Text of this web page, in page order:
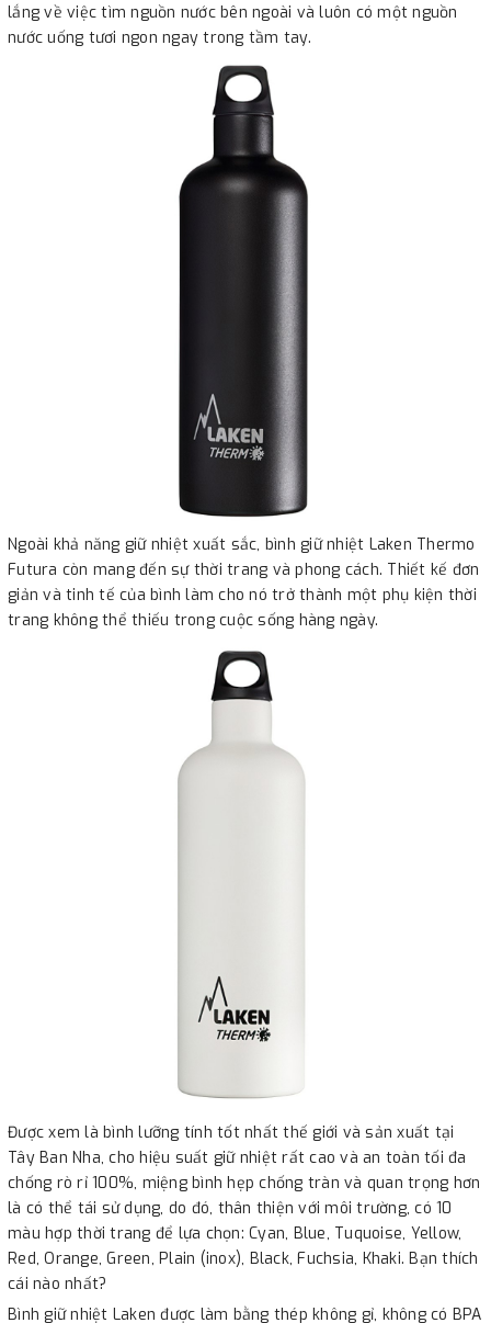
lắng về việc tìm nguồn nước bên ngoài và luôn có một nguồn
nước uống tươi ngon ngay trong tầm tay.
Ngoài khả năng giữ nhiệt xuất sắc, bình giữ nhiệt Laken Thermo
Futura còn mang đến sự thời trang và phong cách. Thiết kế đơn
giản và tinh tế của bình làm cho nó trở thành một phụ kiện thời
trang không thể thiếu trong cuộc sống hàng ngày.
Được xem là bình lưỡng tính tốt nhất thế giới và sản xuất tại
Tây Ban Nha, cho hiệu suất giữ nhiệt rất cao và an toàn tối đa
chống rò rỉ 100%, miệng bình hẹp chống tràn và quan trọng hơn
là có thể tái sử dụng, do đó, thân thiện với môi trường, có 10
màu hợp thời trang để lựa chọn: Cyan, Blue, Tuquoise, Yellow,
Red, Orange, Green, Plain (inox), Black, Fuchsia, Khaki. Bạn thích
cái nào nhất?
Bình giữ nhiệt Laken được làm bằng thép không gỉ, không có BPA